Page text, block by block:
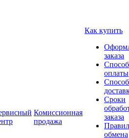
Комиссионная
продажа
Как купить
заказа
оплаты
Сроки
заказа
обмена